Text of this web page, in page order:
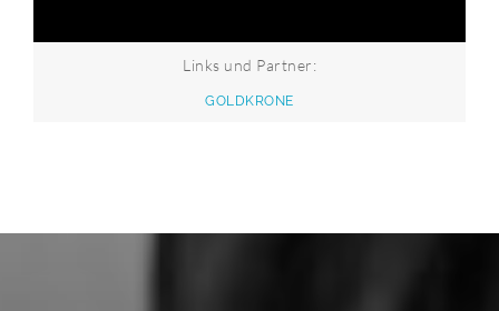
Links und Partner:
GOLDKRONE